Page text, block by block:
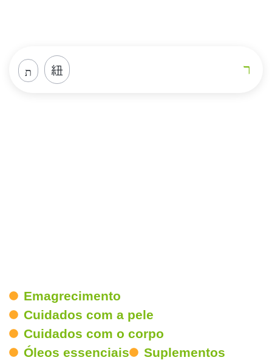
Emagrecimento
Cuidados com a pele
Cuidados com o corpo
Óleos essenciais
Suplementos